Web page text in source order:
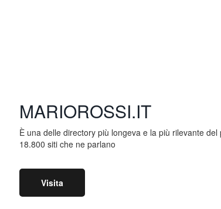
MARIOROSSI.IT
È una delle directory più longeva e la più rilevante
18.800 siti che ne parlano
Visita